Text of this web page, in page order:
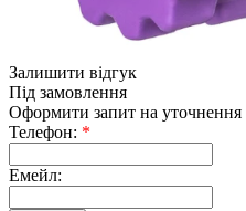
Залишити відгук
Під замовлення
Оформити запит на уточнення
Телефон: *
Емейл: